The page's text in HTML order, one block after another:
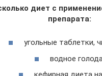
диет с
препарата:
угольные таблетки,
водное